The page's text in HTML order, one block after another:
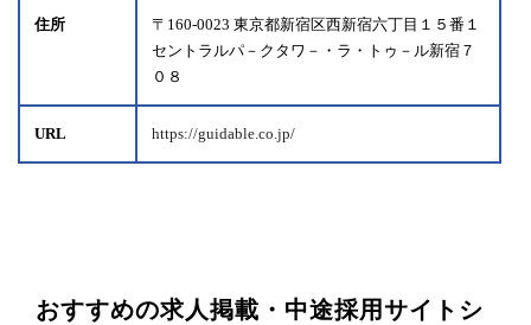
住所
〒160-0023 東京都新宿区西新宿六丁目１５番１
セントラルパ－クタワ－・ラ・トゥ－ル新宿７
０８
URL https://guidable.co.jp/
おすすめの求人掲載・中途採用サイトシ